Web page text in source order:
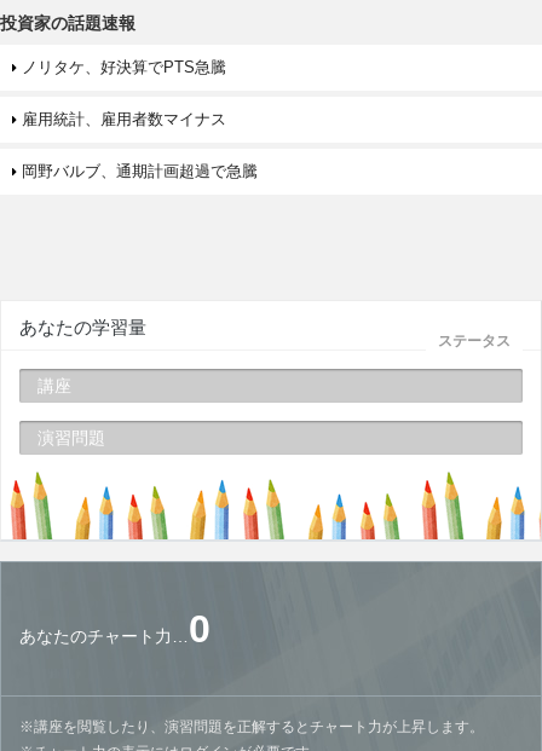
投資家の話題速報
ノリタケ、好決算でPTS急騰
雇用統計、雇用者数マイナス
岡野バルブ、通期計画超過で急騰
ステータス
あなたの学習量
講座
演習問題
あなたのチャート力…0
※講座を閲覧したり、演習問題を正解するとチャート力が上昇します。